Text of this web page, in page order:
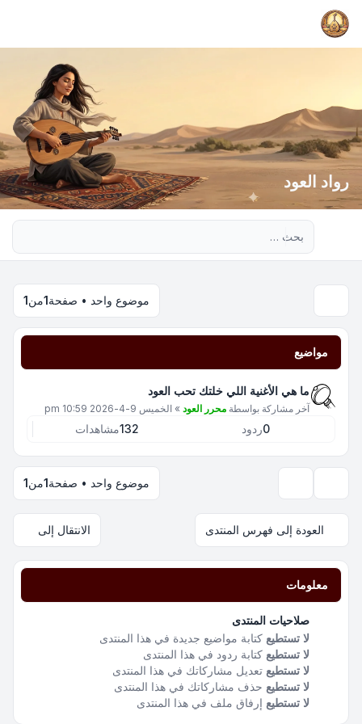
رواد العود
موضوع واحد • صفحة1من1
مواضيع
ما هي الأغنية اللي خلتك تحب العود
آخر مشاركة بواسطة محرر العود » الخميس 9-4-2026 10:59 pm
0ردود 132مشاهدات
موضوع واحد • صفحة1من1
العودة إلى فهرس المنتدى الانتقال إلى
معلومات
صلاحيات المنتدى
لا تستطيع كتابة مواضيع جديدة في هذا المنتدى
لا تستطيع كتابة ردود في هذا المنتدى
لا تستطيع تعديل مشاركاتك في هذا المنتدى
لا تستطيع حذف مشاركاتك في هذا المنتدى
لا تستطيع إرفاق ملف في هذا المنتدى